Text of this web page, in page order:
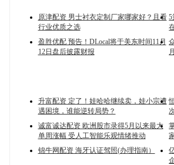
原津配资 男士衬衣定制厂家哪家好？且看
行业优质之选
5
盈胜优配 预告！DLocal将于美东时间11月
12日盘后披露财报
升富配资 定了！娃哈哈继续卖，娃小宗遭
遇困境，谁能逆转局势？
诚富诚达配资 欧洲股市录得5月以来最大
单周涨幅 受人工智能乐观情绪推动
锦牛网配资 海牙认证驾照(办理指南）